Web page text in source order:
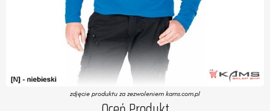
zdjęcie produktu za zezwoleniem kams.com.pl